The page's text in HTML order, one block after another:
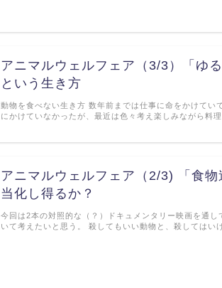
アニマルウェルフェア（3/3）「ゆ
という生き方
動物を食べない生き方 数年前までは仕事に命をかけてい
にかけていなかったが、最近は色々考え楽しみながら料
アニマルウェルフェア（2/3) 「食
当化し得るか？
今回は2本の対照的な（？）ドキュメンタリー映画を通し
いて考えたいと思う。 殺してもいい動物と、殺してはい